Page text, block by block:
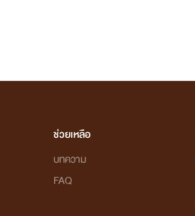
ช่วยเหลือ
บทความ
FAQ